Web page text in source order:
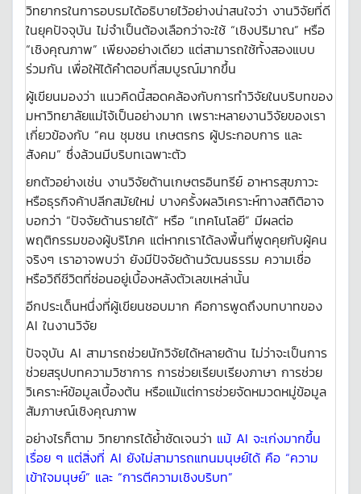
วิทยากรในการอบรมได้อธิบายไว้อย่างน่าสนใจว่า งานวิจัยที่ดี
ในยุคปัจจุบัน ไม่จำเป็นต้องเลือกว่าจะใช้ “เชิงปริมาณ” หรือ
“เชิงคุณภาพ” เพียงอย่างเดียว แต่สามารถใช้ทั้งสองแบบ
ร่วมกัน เพื่อให้ได้คำตอบที่สมบูรณ์มากขึ้น
ผู้เขียนมองว่า แนวคิดนี้สอดคล้องกับการทำวิจัยในบริบทของ
มหาวิทยาลัยแม่โจ้เป็นอย่างมาก เพราะหลายงานวิจัยของเรา
เกี่ยวข้องกับ “คน ชุมชน เกษตรกร ผู้ประกอบการ และ
สังคม” ซึ่งล้วนมีบริบทเฉพาะตัว
ยกตัวอย่างเช่น งานวิจัยด้านเกษตรอินทรีย์ อาหารสุขภาวะ
หรือธุรกิจค้าปลีกสมัยใหม่ บางครั้งผลวิเคราะห์ทางสถิติอาจ
บอกว่า “ปัจจัยด้านรายได้” หรือ “เทคโนโลยี” มีผลต่อ
พฤติกรรมของผู้บริโภค แต่หากเราได้ลงพื้นที่พูดคุยกับผู้คน
จริงๆ เราอาจพบว่า ยังมีปัจจัยด้านวัฒนธรรม ความเชื่อ
หรือวิถีชีวิตที่ซ่อนอยู่เบื้องหลังตัวเลขเหล่านั้น
อีกประเด็นหนึ่งที่ผู้เขียนชอบมาก คือการพูดถึงบทบาทของ
AI ในงานวิจัย
ปัจจุบัน AI สามารถช่วยนักวิจัยได้หลายด้าน ไม่ว่าจะเป็นการ
ช่วยสรุปบทความวิชาการ การช่วยเรียบเรียงภาษา การช่วย
วิเคราะห์ข้อมูลเบื้องต้น หรือแม้แต่การช่วยจัดหมวดหมู่ข้อมูล
สัมภาษณ์เชิงคุณภาพ
อย่างไรก็ตาม วิทยากรได้ย้ำชัดเจนว่า แม้ AI จะเก่งมากขึ้น
เรื่อย ๆ แต่สิ่งที่ AI ยังไม่สามารถแทนมนุษย์ได้ คือ “ความ
เข้าใจมนุษย์” และ “การตีความเชิงบริบท”